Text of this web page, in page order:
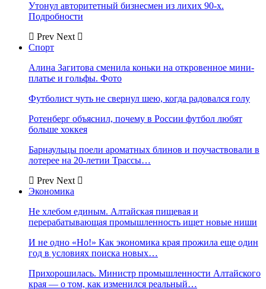
Утонул авторитетный бизнесмен из лихих 90-х.
Подробности
Prev Next
Спорт
Алина Загитова сменила коньки на откровенное мини-
платье и гольфы. Фото
Футболист чуть не свернул шею, когда радовался голу
Ротенберг объяснил, почему в России футбол любят
больше хоккея
Барнаульцы поели ароматных блинов и поучаствовали в
лотерее на 20-летии Трассы…
Prev Next
Экономика
Не хлебом единым. Алтайская пищевая и
перерабатывающая промышленность ищет новые ниши
И не одно «Но!» Как экономика края прожила еще один
год в условиях поиска новых…
Прихорошилась. Министр промышленности Алтайского
края — о том, как изменился реальный…